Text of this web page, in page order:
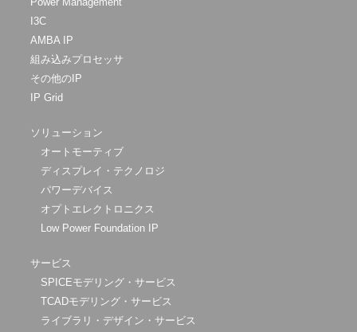
I3C
AMBA IP
組み込みプロセッサ
その他のIP
IP Grid
ソリューション
オートモーティブ
ディスプレイ・テクノロジ
パワーデバイス
オプトエレクトロニクス
Low Power Foundation IP
サービス
SPICEモデリング・サービス
TCADモデリング・サービス
ライブラリ・デザイン・サービス